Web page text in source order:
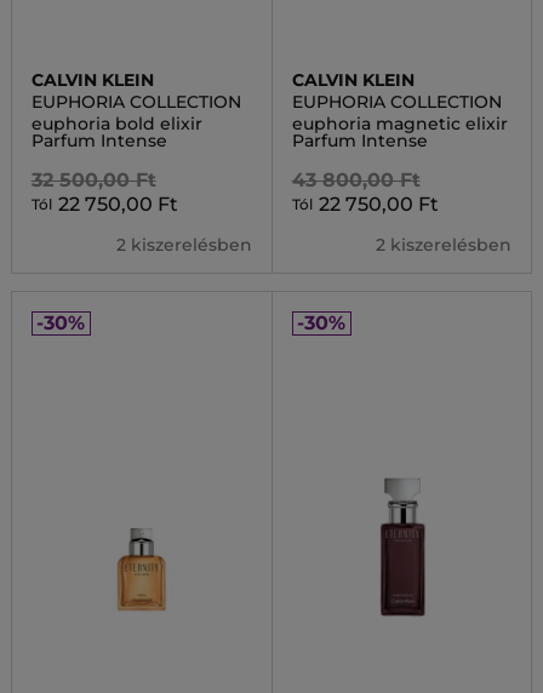
CALVIN KLEIN
EUPHORIA COLLECTION
euphoria bold elixir
Parfum Intense
32 500,00 Ft
Tól 22 750,00 Ft
2 kiszerelésben
CALVIN KLEIN
EUPHORIA COLLECTION
euphoria magnetic elixir
Parfum Intense
43 800,00 Ft
Tól 22 750,00 Ft
2 kiszerelésben
-30% -30%